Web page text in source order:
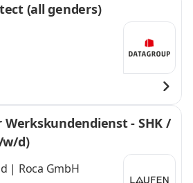
(all genders)
- SHK /
d)
| Roca GmbH